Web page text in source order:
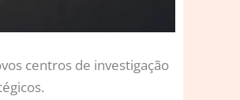
centros de investigação